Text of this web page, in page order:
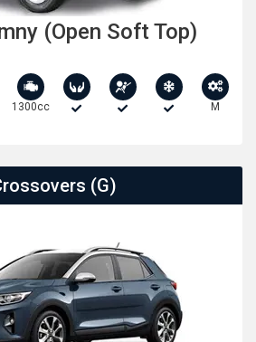
(Open Soft Top)
1300cc M
(G)